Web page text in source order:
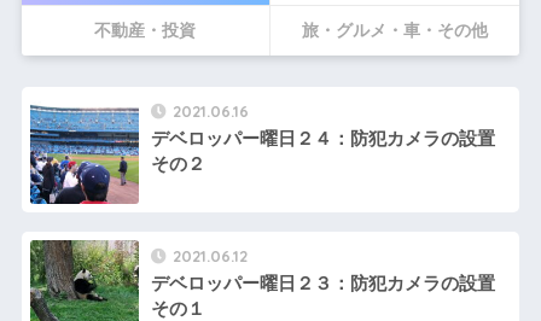
不動産・投資 旅・グルメ・車・その他
2021.06.16
デベロッパー曜日２４：防犯カメラの設置
その２
2021.06.12
デベロッパー曜日２３：防犯カメラの設置
その１